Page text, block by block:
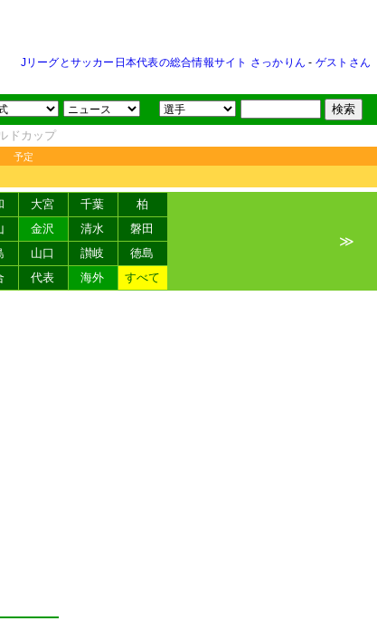
Jリーグとサッカー日本代表の総合情報サイト さっかりん - ゲストさん
ドカップ
予定
大宮 千葉
柏
金沢 清水
磐田
山口 讃岐
徳島
代表 海外 すべて
≫